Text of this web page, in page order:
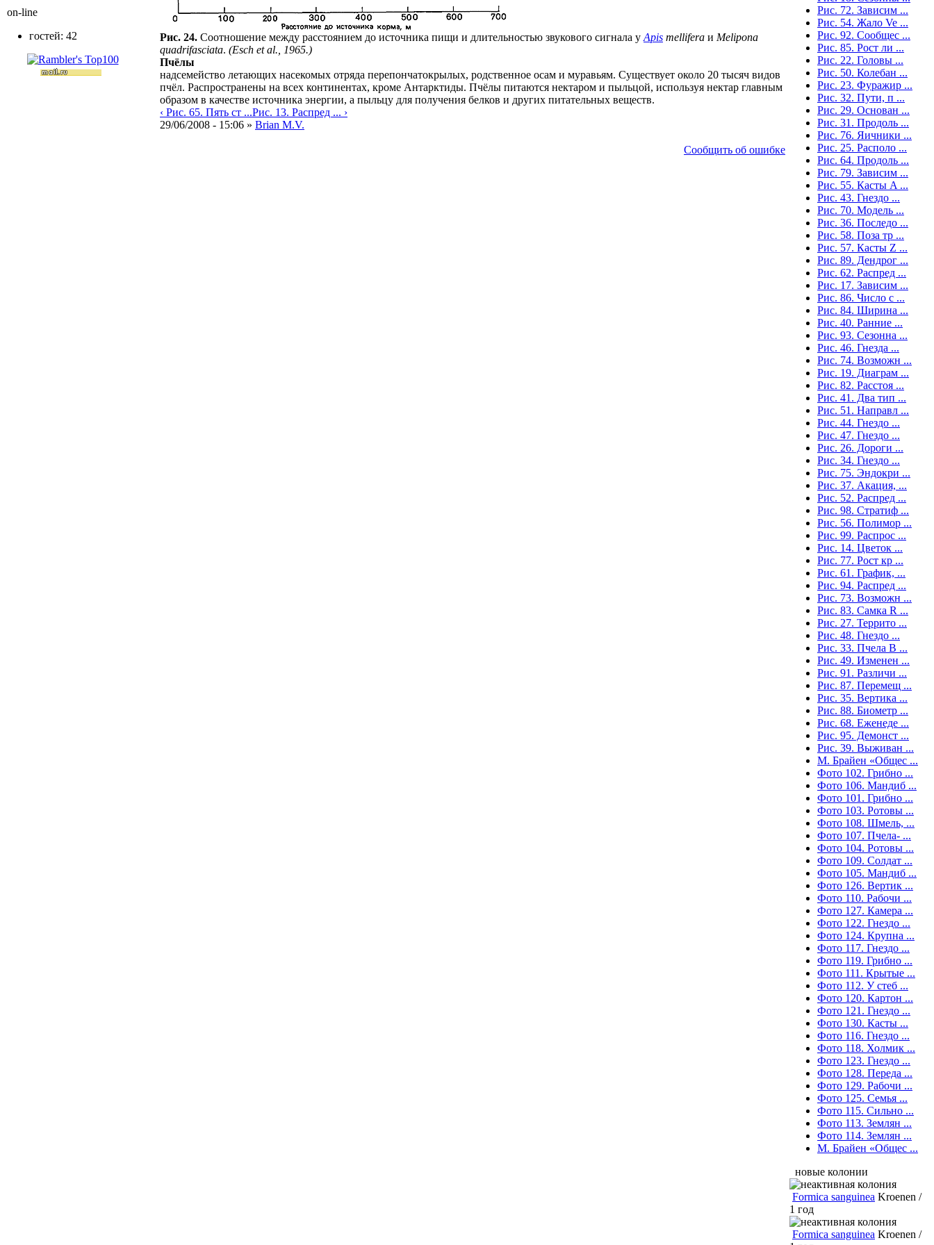
Рис. 24. Соотношение между расстоянием до источника пищи и длительностью звукового сигнала уApis mellifera и Melipona
quadrifasciata. (Esch et al., 1965.)
Пчёлы
надсемейство летающих насекомых отряда перепончатокрылых, родственное осам и муравьям. Существует около 20 тысяч видов
пчёл. Распространены на всех континентах, кроме Антарктиды. Пчёлы питаются нектаром и пыльцой, используя нектар главным
образом в качестве источника энергии, а пыльцу для получения белков и других питательных веществ.
‹ Рис. 65. Пять ст ...Рис. 13. Распред ... ›
29/06/2008 - 15:06 » Brian M.V.
Сообщить об ошибке
on-line
гостей: 42
Рис. 72. Зависим ...
Рис. 54. Жало Ve ...
Рис. 92. Сообщес ...
Рис. 85. Рост ли ...
Рис. 22. Головы ...
Рис. 50. Колебан ...
Рис. 23. Фуражир ...
Рис. 32. Пути, п ...
Рис. 29. Основан ...
Рис. 31. Продоль ...
Рис. 76. Яичники ...
Рис. 25. Располо ...
Рис. 64. Продоль ...
Рис. 79. Зависим ...
Рис. 55. Касты A ...
Рис. 43. Гнездо ...
Рис. 70. Модель ...
Рис. 36. Последо ...
Рис. 58. Поза тр ...
Рис. 57. Касты Z ...
Рис. 89. Дендрог ...
Рис. 62. Распред ...
Рис. 17. Зависим ...
Рис. 86. Число с ...
Рис. 84. Ширина ...
Рис. 40. Ранние ...
Рис. 93. Сезонна ...
Рис. 46. Гнезда ...
Рис. 74. Возможн ...
Рис. 19. Диаграм ...
Рис. 82. Расстоя ...
Рис. 41. Два тип ...
Рис. 51. Направл ...
Рис. 44. Гнездо ...
Рис. 47. Гнездо ...
Рис. 26. Дороги ...
Рис. 34. Гнездо ...
Рис. 75. Эндокри ...
Рис. 37. Акация, ...
Рис. 52. Распред ...
Рис. 98. Стратиф ...
Рис. 56. Полимор ...
Рис. 99. Распрос ...
Рис. 14. Цветок ...
Рис. 77. Рост кр ...
Рис. 61. График, ...
Рис. 94. Распред ...
Рис. 73. Возможн ...
Рис. 83. Самка R ...
Рис. 27. Террито ...
Рис. 48. Гнездо ...
Рис. 33. Пчела B ...
Рис. 49. Изменен ...
Рис. 91. Различи ...
Рис. 87. Перемещ ...
Рис. 35. Вертика ...
Рис. 88. Биометр ...
Рис. 68. Еженеде ...
Рис. 95. Демонст ...
Рис. 39. Выживан ...
М. Брайен «Общес ...
Фото 102. Грибно ...
Фото 106. Мандиб ...
Фото 101. Грибно ...
Фото 103. Ротовы ...
Фото 108. Шмель, ...
Фото 107. Пчела- ...
Фото 104. Ротовы ...
Фото 109. Солдат ...
Фото 105. Мандиб ...
Фото 126. Вертик ...
Фото 110. Рабочи ...
Фото 127. Камера ...
Фото 122. Гнездо ...
Фото 124. Крупна ...
Фото 117. Гнездо ...
Фото 119. Грибно ...
Фото 111. Крытые ...
Фото 112. У стеб ...
Фото 120. Картон ...
Фото 121. Гнездо ...
Фото 130. Касты ...
Фото 116. Гнездо ...
Фото 118. Холмик ...
Фото 123. Гнездо ...
Фото 128. Переда ...
Фото 129. Рабочи ...
Фото 125. Семья ...
Фото 115. Сильно ...
Фото 113. Землян ...
Фото 114. Землян ...
М. Брайен «Общес ...
новые колонии
Formica sanguinea Kroenen /
1 год
Formica sanguinea Kroenen /